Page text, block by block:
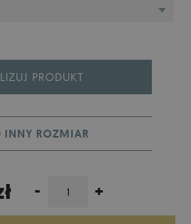
PRODUKT
INNY ROZMIAR
- +